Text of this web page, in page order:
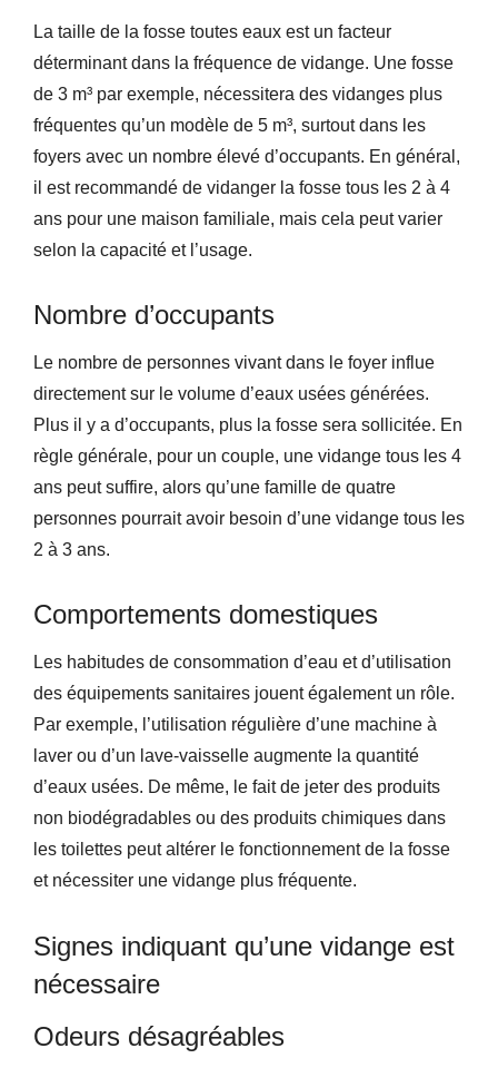
La taille de la fosse toutes eaux est un facteur
déterminant dans la fréquence de vidange. Une fosse
de 3 m³ par exemple, nécessitera des vidanges plus
fréquentes qu’un modèle de 5 m³, surtout dans les
foyers avec un nombre élevé d’occupants. En général,
il est recommandé de vidanger la fosse tous les 2 à 4
ans pour une maison familiale, mais cela peut varier
selon la capacité et l’usage.
Nombre d’occupants
Le nombre de personnes vivant dans le foyer influe
directement sur le volume d’eaux usées générées.
Plus il y a d’occupants, plus la fosse sera sollicitée. En
règle générale, pour un couple, une vidange tous les 4
ans peut suffire, alors qu’une famille de quatre
personnes pourrait avoir besoin d’une vidange tous les
2 à 3 ans.
Comportements domestiques
Les habitudes de consommation d’eau et d’utilisation
des équipements sanitaires jouent également un rôle.
Par exemple, l’utilisation régulière d’une machine à
laver ou d’un lave-vaisselle augmente la quantité
d’eaux usées. De même, le fait de jeter des produits
non biodégradables ou des produits chimiques dans
les toilettes peut altérer le fonctionnement de la fosse
et nécessiter une vidange plus fréquente.
Signes indiquant qu’une vidange est
nécessaire
Odeurs désagréables